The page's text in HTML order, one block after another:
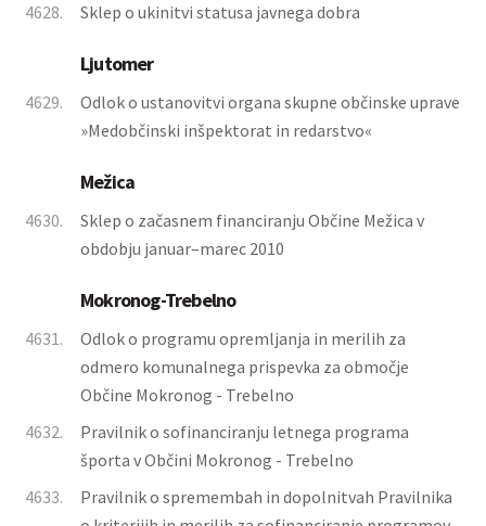
4628.
Sklep o ukinitvi statusa javnega dobra
Ljutomer
4629.
Odlok o ustanovitvi organa skupne občinske uprave
»Medobčinski inšpektorat in redarstvo«
Mežica
4630.
Sklep o začasnem financiranju Občine Mežica v
obdobju januar–marec 2010
Mokronog-Trebelno
4631.
Odlok o programu opremljanja in merilih za
odmero komunalnega prispevka za območje
Občine Mokronog - Trebelno
4632.
Pravilnik o sofinanciranju letnega programa
športa v Občini Mokronog - Trebelno
4633.
Pravilnik o spremembah in dopolnitvah Pravilnika